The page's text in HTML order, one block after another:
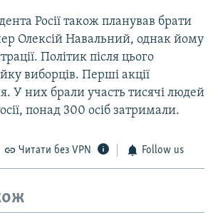
Росії також планував брати
Олексій Навальний, однак йому
Політик після цього
виборців. Перші акції
У них брали участь тисячі людей
понад 300 осіб затримали.
Читати без VPN Follow us